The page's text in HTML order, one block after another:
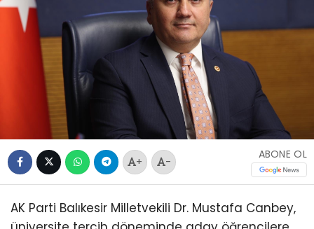
+ -
ABONE OL
AK Parti Balıkesir Milletvekili Dr. Mustafa Canbey,